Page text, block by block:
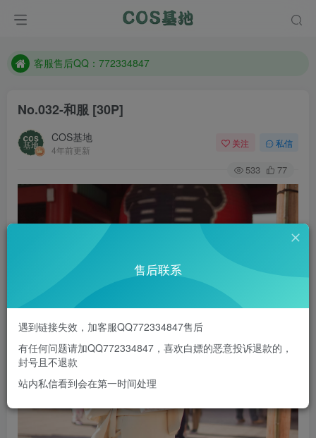
遇到任何问题加客服QQ：772334847
客服售后QQ：772334847
防失联：百度搜索《一七天佳》，实时查看最新站点。
No.032-和服 [30P]
COS基地
4年前更新
关注 私信
533 77
售后联系
遇到链接失效，加客服QQ772334847售后
有任何问题请加QQ772334847，喜欢白嫖的恶意投诉退款的，
封号且不退款
站内私信看到会在第一时间处理